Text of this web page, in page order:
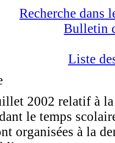
Recherche dans
Bulletin
Liste
2002 relatif à
le temps
organisées à la